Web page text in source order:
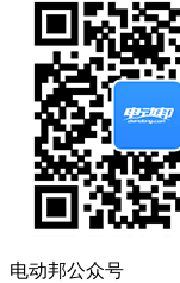
电动邦公众号